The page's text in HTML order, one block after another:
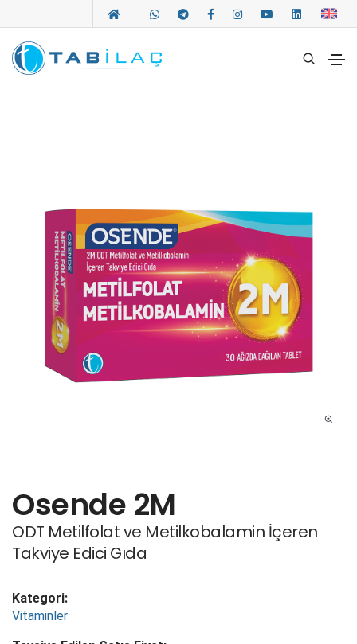
Osende 2M
ODT Metilfolat ve Metilkobalamin İçeren
Takviye Edici Gıda
Kategori:
Vitaminler